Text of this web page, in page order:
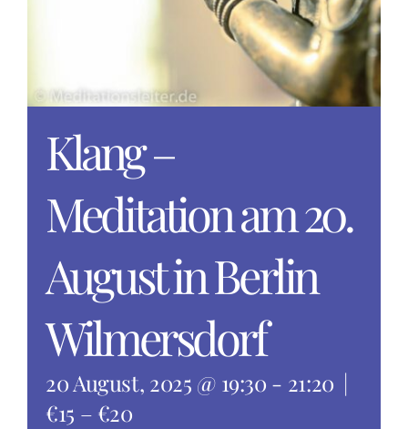
Klang –
Meditation am 20.
August in Berlin
Wilmersdorf
20 August, 2025 @ 19:30 - 21:20 |
€15 – €20